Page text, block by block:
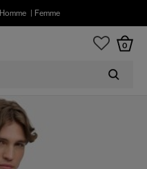
Homme Femme
0